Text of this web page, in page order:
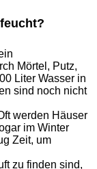
Mörtel, Putz,
Liter Wasser in
sind noch nicht
werden Häuser
im Winter
Zeit, um
zu finden sind,